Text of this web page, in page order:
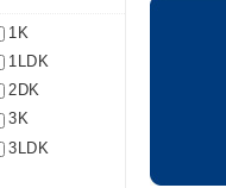
1K
1LDK
2DK
3K
3LDK